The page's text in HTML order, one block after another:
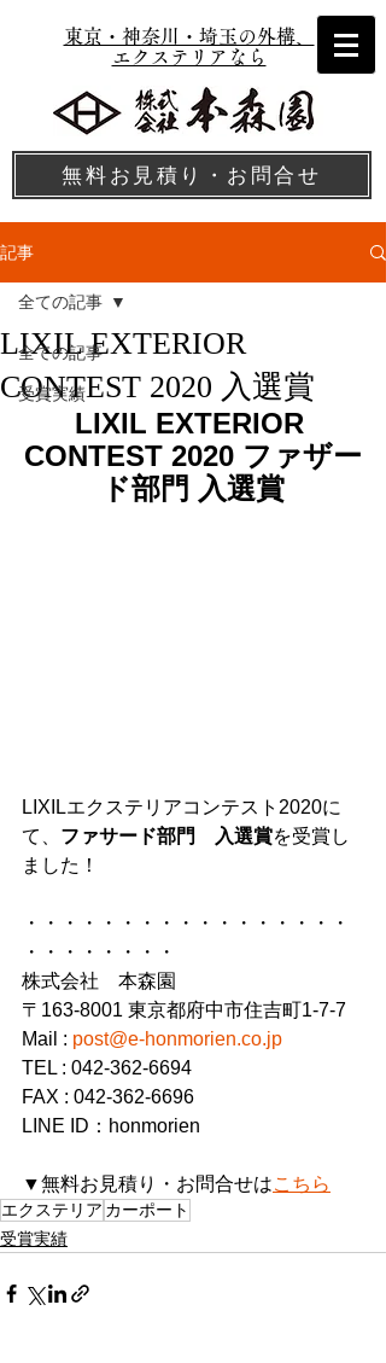
東京・神奈川・埼玉の外構、
エクステリアなら
無料お見積り・お問合せ
記事
全ての記事
受賞実績
全ての記事
LIXIL EXTERIOR
CONTEST 2020 入選賞
LIXIL EXTERIOR
CONTEST 2020 ファザー
ド部門 入選賞
LIXILエクステリアコンテスト2020に
て、 ファサード部門　入選賞を受賞し
ました！
・・・・・・・・・・・・・・・・・
・・・・・・・・
株式会社　本森園
〒163-8001 東京都府中市住吉町1-7-7
Mail : post@e-honmorien.co.jp
TEL : 042-362-6694
FAX : 042-362-6696
LINE ID：honmorien
▼無料お見積り・お問合せはこちら
エクステリア カーポート
受賞実績